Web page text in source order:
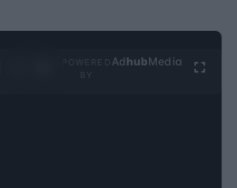
Ad hubMedia